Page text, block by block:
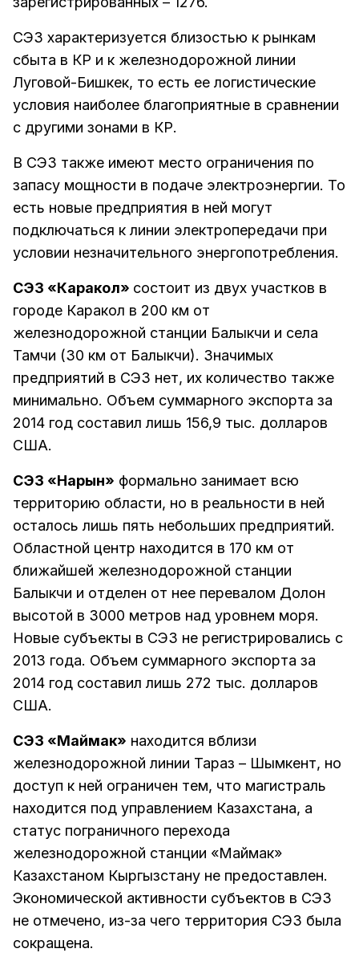
СЭЗ характеризуется близостью к рынкам
сбыта в КР и к железнодорожной линии
Луговой-Бишкек, то есть ее логистические
условия наиболее благоприятные в сравнении
с другими зонами в КР.
В СЭЗ также имеют место ограничения по
запасу мощности в подаче электроэнергии. То
есть новые предприятия в ней могут
подключаться к линии электропередачи при
условии незначительного энергопотребления.
СЭЗ «Каракол» состоит из двух участков в
городе Каракол в 200 км от
железнодорожной станции Балыкчи и села
Тамчи (30 км от Балыкчи). Значимых
предприятий в СЭЗ нет, их количество также
минимально. Объем суммарного экспорта за
2014 год составил лишь 156,9 тыс. долларов
США.
СЭЗ «Нарын» формально занимает всю
территорию области, но в реальности в ней
осталось лишь пять небольших предприятий.
Областной центр находится в 170 км от
ближайшей железнодорожной станции
Балыкчи и отделен от нее перевалом Долон
высотой в 3000 метров над уровнем моря.
Новые субъекты в СЭЗ не регистрировались с
2013 года. Объем суммарного экспорта за
2014 год составил лишь 272 тыс. долларов
США.
СЭЗ «Маймак» находится вблизи
железнодорожной линии Тараз – Шымкент, но
доступ к ней ограничен тем, что магистраль
находится под управлением Казахстана, а
статус пограничного перехода
железнодорожной станции «Маймак»
Казахстаном Кыргызстану не предоставлен.
Экономической активности субъектов в СЭЗ
не отмечено, из-за чего территория СЭЗ была
сокращена.